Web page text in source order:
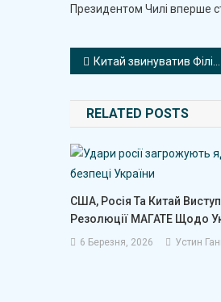
Президентом Чилі вперше
Навігація
записів
Китай звинуватив Філіппіни в провокаціях у Південнокитайському морі
RELATED POSTS
США, Росія Та Китай
Резолюції МАГАТЕ Щодо
6 Березня, 2026 Устин